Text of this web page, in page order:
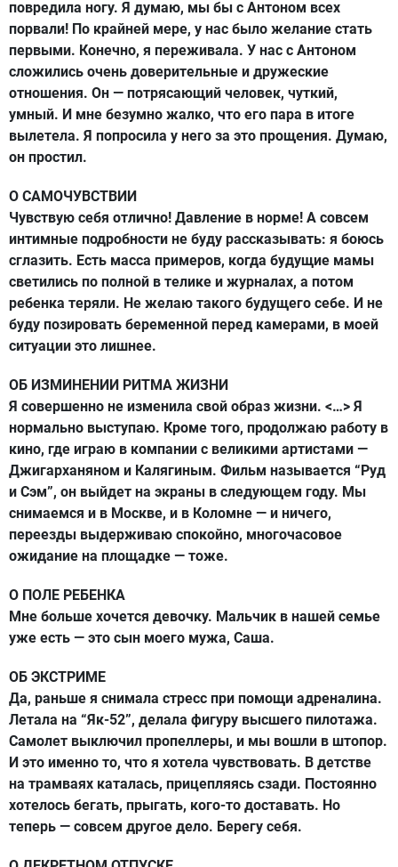
повредила ногу. Я думаю, мы бы с Антоном всех
порвали! По крайней мере, у нас было желание стать
первыми. Конечно, я переживала. У нас с Антоном
сложились очень доверительные и дружеские
отношения. Он — потрясающий человек, чуткий,
умный. И мне безумно жалко, что его пара в итоге
вылетела. Я попросила у него за это прощения. Думаю,
он простил.
О САМОЧУВСТВИИ
Чувствую себя отлично! Давление в норме! А совсем
интимные подробности не буду рассказывать: я боюсь
сглазить. Есть масса примеров, когда будущие мамы
светились по полной в телике и журналах, а потом
ребенка теряли. Не желаю такого будущего себе. И не
буду позировать беременной перед камерами, в моей
ситуации это лишнее.
ОБ ИЗМИНЕНИИ РИТМА ЖИЗНИ
Я совершенно не изменила свой образ жизни. <…> Я
нормально выступаю. Кроме того, продолжаю работу в
кино, где играю в компании с великими артистами —
Джигарханяном и Калягиным. Фильм называется “Руд
и Сэм”, он выйдет на экраны в следующем году. Мы
снимаемся и в Москве, и в Коломне — и ничего,
переезды выдерживаю спокойно, многочасовое
ожидание на площадке — тоже.
О ПОЛЕ РЕБЕНКА
Мне больше хочется девочку. Мальчик в нашей семье
уже есть — это сын моего мужа, Саша.
ОБ ЭКСТРИМЕ
Да, раньше я снимала стресс при помощи адреналина.
Летала на “Як-52”, делала фигуру высшего пилотажа.
Самолет выключил пропеллеры, и мы вошли в штопор.
И это именно то, что я хотела чувствовать. В детстве
на трамваях каталась, прицепляясь сзади. Постоянно
хотелось бегать, прыгать, кого-то доставать. Но
теперь — совсем другое дело. Берегу себя.